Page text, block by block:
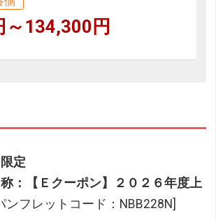
134,300円
定
：【Ｅクーポン】２０２６年度上
ンフレットコード：NBB228N]